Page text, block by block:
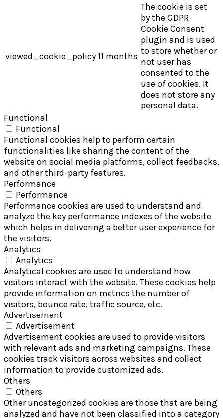
viewed_cookie_policy11 months
The cookie is set
by the GDPR
Cookie Consent
plugin and is used
to store whether or
not user has
consented to the
use of cookies. It
does not store any
personal data.
Functional
Functional
Functional cookies help to perform certain
functionalities like sharing the content of the
website on social media platforms, collect feedbacks,
and other third-party features.
Performance
Performance
Performance cookies are used to understand and
analyze the key performance indexes of the website
which helps in delivering a better user experience for
the visitors.
Analytics
Analytics
Analytical cookies are used to understand how
visitors interact with the website. These cookies help
provide information on metrics the number of
visitors, bounce rate, traffic source, etc.
Advertisement
Advertisement
Advertisement cookies are used to provide visitors
with relevant ads and marketing campaigns. These
cookies track visitors across websites and collect
information to provide customized ads.
Others
Others
Other uncategorized cookies are those that are being
analyzed and have not been classified into a category